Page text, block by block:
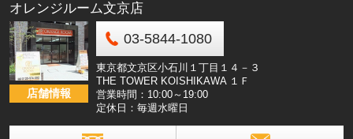
オレンジルーム文京店
店舗情報
03-5844-1080
東京都文京区小石川１丁目１４－３
THE TOWER KOISHIKAWA １Ｆ
営業時間：10:00～19:00
定休日：毎週水曜日